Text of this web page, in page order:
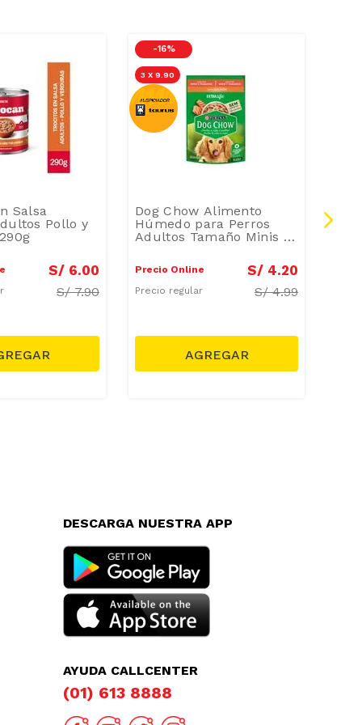
Salsa
Pollo y
S/ 6.00
S/7.90
-16 %
3 X 9.90
Dog Chow Alimento
Húmedo para Perros
Adultos Tamaño Minis y
Precio Online S/ 4.20
Precio regular S/4.99
DESCARGA NUESTRA APP
AYUDA CALLCENTER
(01) 613 8888